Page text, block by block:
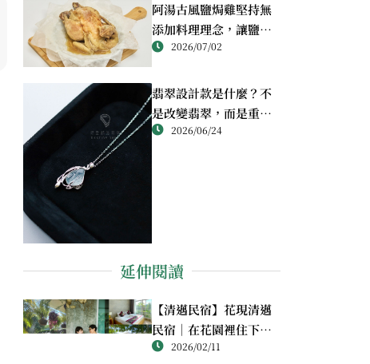
阿湯古風鹽焗雞堅持無
添加料理理念，讓鹽焗
雞回歸最純粹的風味
2026/07/02
翡翠設計款是什麼？不
是改變翡翠，而是重新
理解翡翠
2026/06/24
延伸閱讀
【清邁民宿】花現清邁
民宿｜在花園裡住下
來，把旅途慢慢過成生
2026/02/11